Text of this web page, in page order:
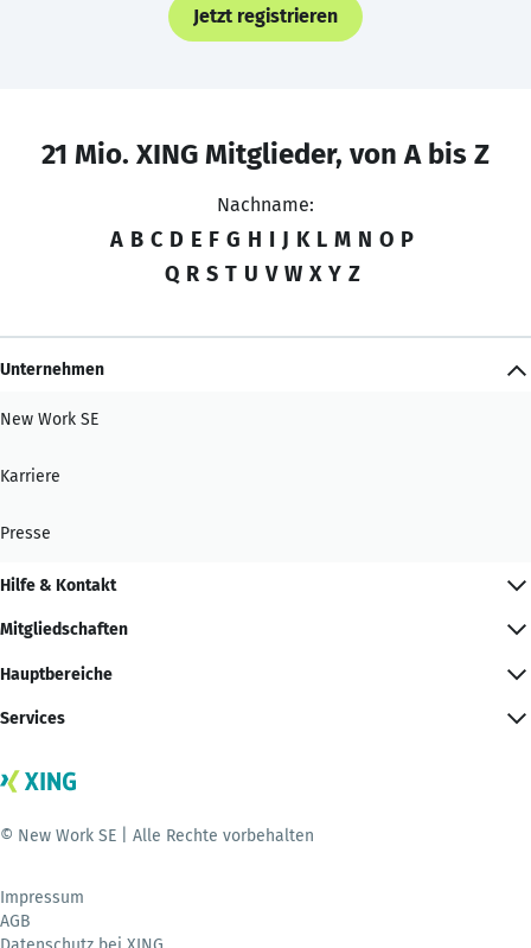
Jetzt registrieren
21 Mio. XING Mitglieder, von A bis Z
Nachname:
A B C D E F G H I J K L M N O P
Q R S T U V W X Y Z
Unternehmen
New Work SE
Karriere
Presse
Hilfe & Kontakt
Mitgliedschaften
Hauptbereiche
Services
© New Work SE | Alle Rechte vorbehalten
Impressum
AGB